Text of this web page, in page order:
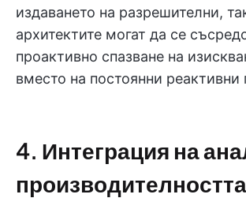
издаването на разрешителни,
архитектите могат да се
проактивно спазване на
вместо на постоянни реактивни
4. Интеграция на